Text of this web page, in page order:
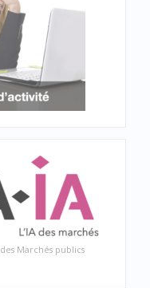
Marchés publics